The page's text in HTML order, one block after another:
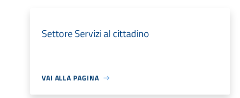
Settore Servizi al cittadino
VAI ALLA PAGINA